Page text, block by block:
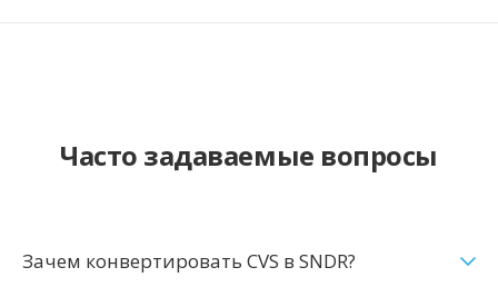
Часто задаваемые вопросы
Зачем конвертировать CVS в SNDR?